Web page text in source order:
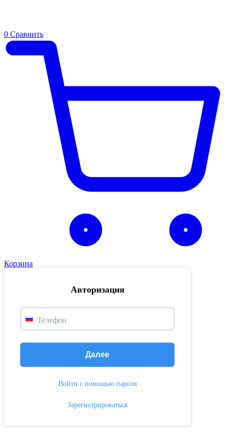
0 Сравнить
Корзина
Авторизация
Телефон
Далее
Войти с помощью пароля
Зарегистрироваться